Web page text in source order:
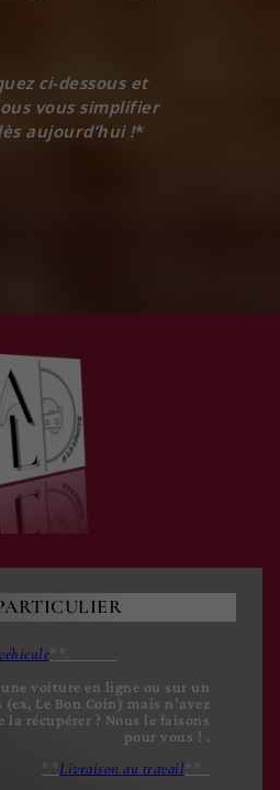
ci-dessous et
vous simplifier
aujourd’hui !*
**
une voiture en ligne ou sur un
(ex, Le Bon Coin) mais n’avez
la récupérer ? Nous le faisons
pour vous ! .
**Livraison au travail**